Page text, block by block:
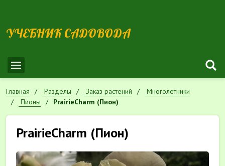
УЧЕБНИК САДОВОДА
Главная Разделы Заказ растений
Многолетники
Пионы
PrairieCharm (Пион)
PrairieCharm (Пион)